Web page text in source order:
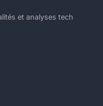
et analyses tech